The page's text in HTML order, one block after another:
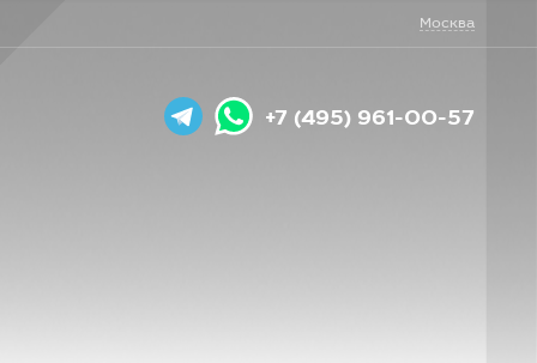
Москва
+7 (495) 961-00-57